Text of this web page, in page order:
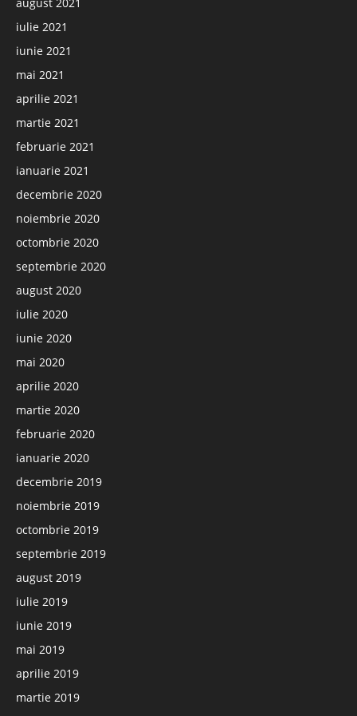
iulie 2021
iunie 2021
mai 2021
aprilie 2021
martie 2021
februarie 2021
ianuarie 2021
decembrie 2020
noiembrie 2020
octombrie 2020
septembrie 2020
august 2020
iulie 2020
iunie 2020
mai 2020
aprilie 2020
martie 2020
februarie 2020
ianuarie 2020
decembrie 2019
noiembrie 2019
octombrie 2019
septembrie 2019
august 2019
iulie 2019
iunie 2019
mai 2019
aprilie 2019
martie 2019